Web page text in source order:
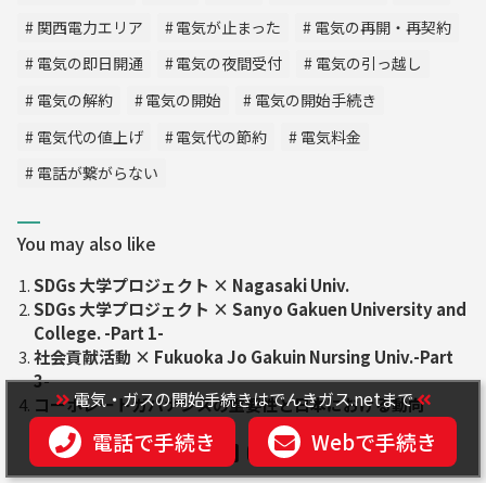
関西電力エリア
電気が止まった
電気の再開・再契約
電気の即日開通
電気の夜間受付
電気の引っ越し
電気の解約
電気の開始
電気の開始手続き
電気代の値上げ
電気代の節約
電気料金
電話が繋がらない
You may also like
SDGs 大学プロジェクト × Nagasaki Univ.
SDGs 大学プロジェクト × Sanyo Gakuen University and
College. -Part 1-
社会貢献活動 × Fukuoka Jo Gakuin Nursing Univ.-Part
3-
コーポレートガバナンスの重要性と日本における動向
電気・ガスの開始手続きはでんきガス.netまで
電話で手続き Webで手続き